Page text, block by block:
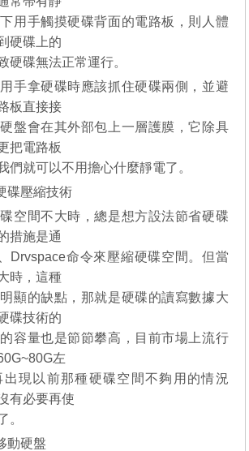
用手觸摸硬碟背面的電路板，則人體
硬碟上的
硬碟無法正常運行。
手拿硬碟時應該抓住硬碟兩側，並避
板直接接
盤會在其外部包上一層護膜，它除具
把電路板
們就可以不用擔心什麼靜電了。
碟壓縮技術
空間不大時，總是想方設法節省硬碟
措施是通
Drvspace命令來壓縮硬碟空間。但當
時，這種
顯的缺點，那就是硬碟的讀寫數據大
碟技術的
容量也是節節攀高，目前市場上流行
左
現以前那種硬碟空間不夠用的情況
有必要再使
。
動硬盤